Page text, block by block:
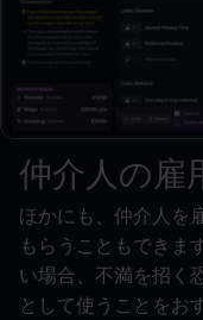
仲介人の雇
ほかにも、仲介人を
もらうこともできま
い場合、不満を招く
として使うことをお